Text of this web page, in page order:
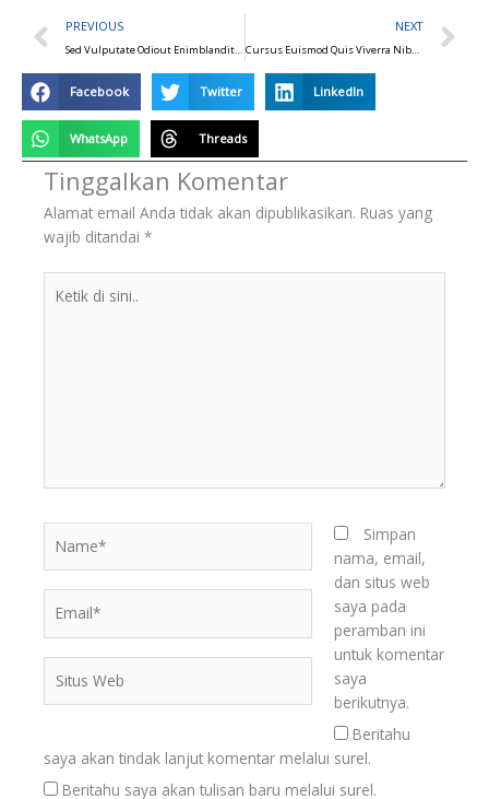
Prev
PREVIOUS
Sed Vulputate Odiout Enimblandit Volutpat Maecenas
NEXT
Cursus Euismod Quis Viverra Nibhcras Pulvinar Mattis Nunc
Facebook Twitter LinkedIn
WhatsApp Threads
Tinggalkan Komentar
Alamat email Anda tidak akan dipublikasikan. Ruas yang
wajib ditandai *
Web
Simpan
nama, email,
dan situs web
saya pada
peramban ini
untuk komentar
saya
berikutnya.
Beritahu
saya akan tindak lanjut komentar melalui surel.
Beritahu saya akan tulisan baru melalui surel.